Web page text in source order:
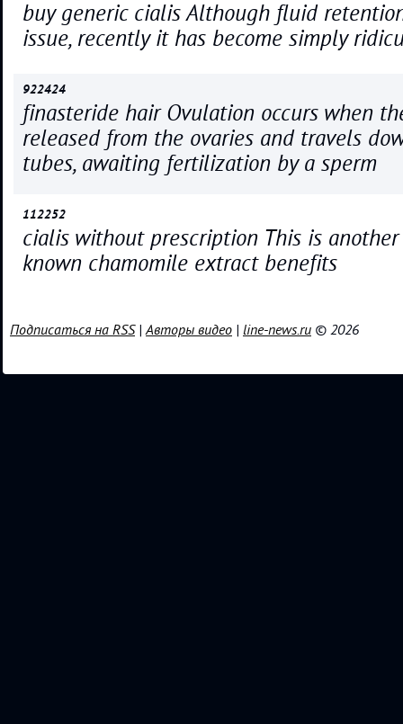
buy generic cialis Although fluid
issue, recently it has become simply
922424
finasteride hair Ovulation occurs when
released from the ovaries and travels
tubes, awaiting fertilization by a sperm
112252
cialis without prescription This is
known chamomile extract benefits
Подписаться на RSS|Авторы видео | line-news.ru © 2026